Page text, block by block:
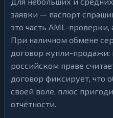
заявки — паспорт
это часть AML-
При наличном обмене
договор купли-продажи:
российском праве
договор фиксирует, что
своей воле, плюс
отчётности.